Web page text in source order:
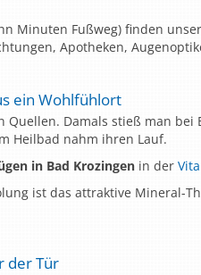
Minuten Fußweg) finden
Apotheken,
ein Wohlfühlort
Quellen. Damals stieß man
Heilbad nahm ihren Lauf.
in Bad Krozingen in der
ist das attraktive Mineral-
der Tür